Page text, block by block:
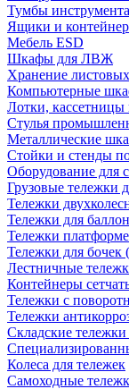
Тумбы
Ящики и
Мебель ESD
Шкафы для ЛВЖ
Хранение
Компьютерные
Лотки,
Стулья
Металлические
Стойки и стенды
Оборудование для
Грузовые тележки
Тележки
Тележки для
Тележки
Тележки для бочек
Лестничные
Контейнеры
Тележки с
Тележки
Складские
Колеса для тележек
Самоходные